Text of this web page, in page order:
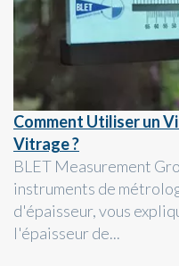
Comment Utiliser un
Vitrage ?
BLET Measurement
instruments de
d'épaisseur, vous
l'épaisseur de...